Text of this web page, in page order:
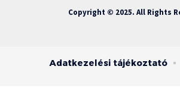
Copyright © 2025. All Rights
Adatkezelési tájékoztató